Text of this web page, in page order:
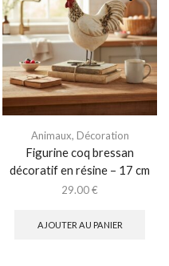
Animaux, Décoration
Figurine coq bressan
décoratif en résine – 17 cm
29.00€
AJOUTER AU PANIER